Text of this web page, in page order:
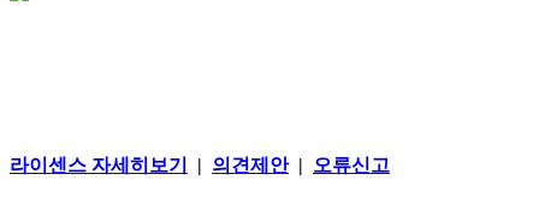
라이센스 자세히보기 | 의견제안| 오류신고